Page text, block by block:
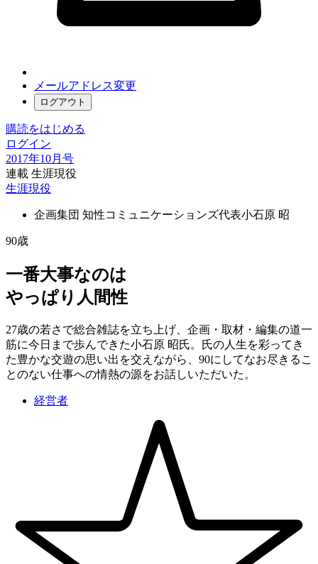
メールアドレス変更
ログアウト
購読をはじめる
ログイン
2017年10月号
連載 生涯現役
生涯現役
企画集団 知性コミュニケーションズ代表小石原 昭
90歳
一番大事なのは
やっぱり人間性
27歳の若さで総合雑誌を立ち上げ、企画・取材・編集の道一
筋に今日まで歩んできた小石原 昭氏。氏の人生を彩ってき
た豊かな交遊の思い出を交えながら、90にしてなお尽きるこ
とのない仕事への情熱の源をお話しいただいた。
経営者